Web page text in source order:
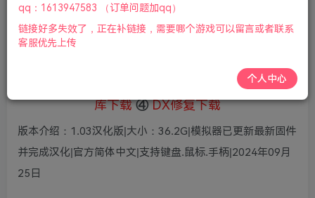
③ 游戏运行
库下载 ④ DX修复下载
版本介绍：1.03汉化版|大小：36.2G|模拟器已更新最新固件
并完成汉化|官方简体中文|支持键盘.鼠标.手柄|2024年09月
25日
qq：1613947583 （订单问题加qq）
链接好多失效了，正在补链接，需要哪个游戏可以留言或者联系
客服优先上传
个人中心